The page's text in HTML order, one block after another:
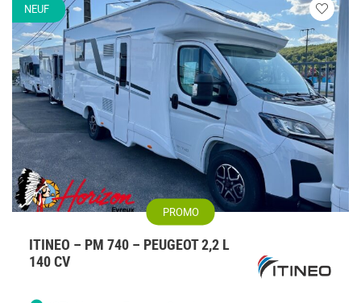
NEUF
Veuillez
vous
PROMO
ITINEO – PM 740 – PEUGEOT 2,2 L
140 CV